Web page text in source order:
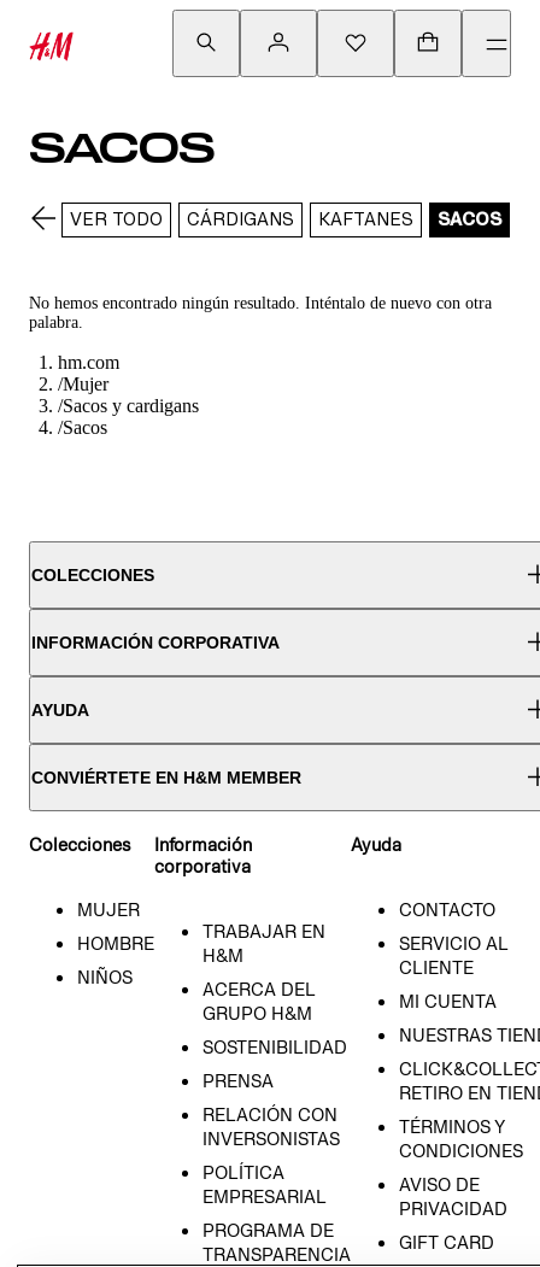
SACOS
VER TODO CÁRDIGANS KAFTANES SACOS
No hemos encontrado ningún resultado. Inténtalo de nuevo con otra
palabra.
hm.com
/Mujer
/Sacos y cardigans
/Sacos
COLECCIONES
INFORMACIÓN CORPORATIVA
AYUDA
CONVIÉRTETE EN H&M MEMBER
Colecciones
MUJER
HOMBRE
NIÑOS
Información
corporativa
TRABAJAR EN
H&M
ACERCA DEL
GRUPO H&M
SOSTENIBILIDAD
PRENSA
RELACIÓN CON
INVERSONISTAS
POLÍTICA
EMPRESARIAL
PROGRAMA DE
TRANSPARENCIA
Ayuda
CONTACTO
SERVICIO AL
CLIENTE
MI CUENTA
NUESTRAS
RETIRO EN
TÉRMINOS Y
CONDICIONES
AVISO DE
PRIVACIDAD
GIFT CARD